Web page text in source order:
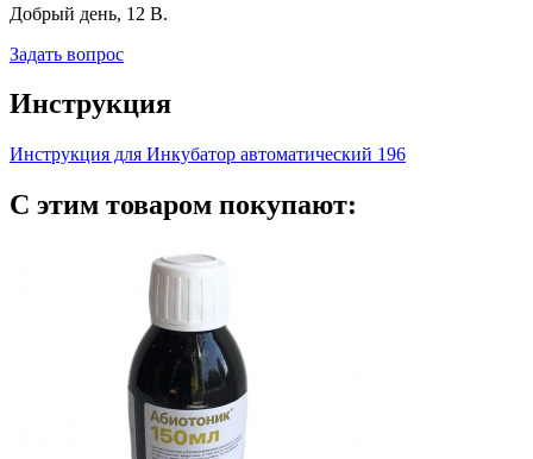
Добрый день, 12 В.
Задать вопрос
Инструкция
Инструкция для Инкубатор автоматический 196
С этим товаром покупают: